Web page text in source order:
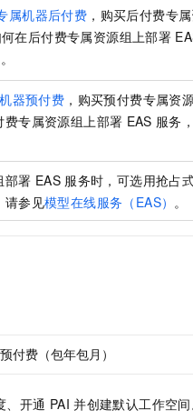
属机器后付费 ，购买后付费专
在后付费专属资源组上部署
。
器预付费 ，购买预付费专属资
费专属资源组上部署 EAS 服务
部署 EAS 服务时，可选用抢占
请参见模型在线服务（EAS） 。
预付费（包年包月）
、开通 PAI 并创建默认工作空间